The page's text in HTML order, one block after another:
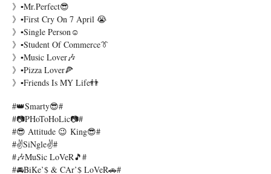
》▪Mr.Perfect😎
》▪First Cry On 7 April 😭
》▪Single Person☺️
》▪Student Of Commerce👔
》▪Music Lover🎶
》▪Pizza Lover🍕
》▪Friends Is MY Life👬
#👑Smarty😎#
#📷PHoToHoLic📷#
#😎 Attitude 😉 King😎#
#✌SiNgle✌#
#🎶MuSic LoVeR🎵#
#🚘BiKe’$ & CAr’$ LoVeR🚗#